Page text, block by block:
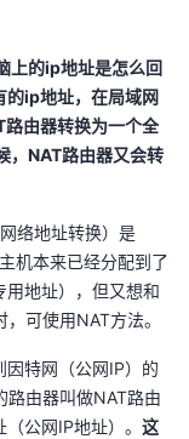
上的ip地址是怎么回
的ip地址，在局域网
由器转换为一个全
，NAT路由器又会转
络地址转换）是
机本来已经分配到了
地址），但又想和
可使用NAT方法。
特网（公网IP）的
路由器叫做NAT路由
公网IP地址）。 这